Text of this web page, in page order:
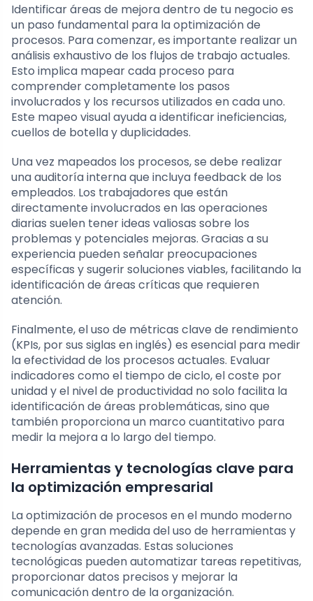
Identificar áreas de mejora dentro de tu negocio es
un paso fundamental para la optimización de
procesos. Para comenzar, es importante realizar un
análisis exhaustivo de los flujos de trabajo actuales.
Esto implica mapear cada proceso para
comprender completamente los pasos
involucrados y los recursos utilizados en cada uno.
Este mapeo visual ayuda a identificar ineficiencias,
cuellos de botella y duplicidades.
Una vez mapeados los procesos, se debe realizar
una auditoría interna que incluya feedback de los
empleados. Los trabajadores que están
directamente involucrados en las operaciones
diarias suelen tener ideas valiosas sobre los
problemas y potenciales mejoras. Gracias a su
experiencia pueden señalar preocupaciones
específicas y sugerir soluciones viables, facilitando la
identificación de áreas críticas que requieren
atención.
Finalmente, el uso de métricas clave de rendimiento
(KPIs, por sus siglas en inglés) es esencial para medir
la efectividad de los procesos actuales. Evaluar
indicadores como el tiempo de ciclo, el coste por
unidad y el nivel de productividad no solo facilita la
identificación de áreas problemáticas, sino que
también proporciona un marco cuantitativo para
medir la mejora a lo largo del tiempo.
Herramientas y tecnologías clave para
la optimización empresarial
La optimización de procesos en el mundo moderno
depende en gran medida del uso de herramientas y
tecnologías avanzadas. Estas soluciones
tecnológicas pueden automatizar tareas repetitivas,
proporcionar datos precisos y mejorar la
comunicación dentro de la organización.